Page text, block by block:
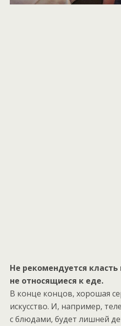
Не рекомендуется
не относящиеся к еде.
В конце концов, хорошая
искусство. И, например,
с блюдами, будет лишней